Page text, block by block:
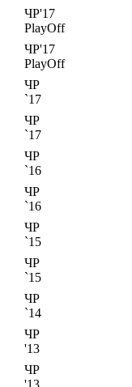
ЧР'17
PlayOff
ЧР'17
PlayOff
ЧР
`17
ЧР
`17
ЧР
`16
ЧР
`16
ЧР
`15
ЧР
`15
ЧР
`14
ЧР
'13
ЧР
'13